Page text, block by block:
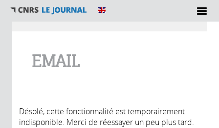
EMAIL
Désolé, cette fonctionnalité est temporairement
indisponible. Merci de réessayer un peu plus tard.